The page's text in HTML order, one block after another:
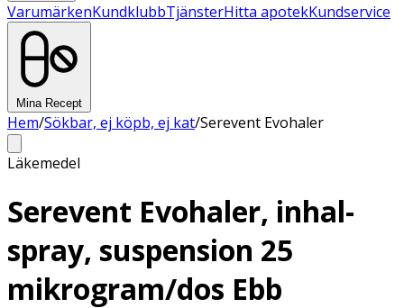
VarumärkenKundklubbTjänsterHitta apotekKundservice
Mina Recept
Hem/Sökbar, ej köpb, ej kat/Serevent Evohaler
Läkemedel
Serevent Evohaler, inhal-
spray, suspension 25
mikrogram/dos Ebb